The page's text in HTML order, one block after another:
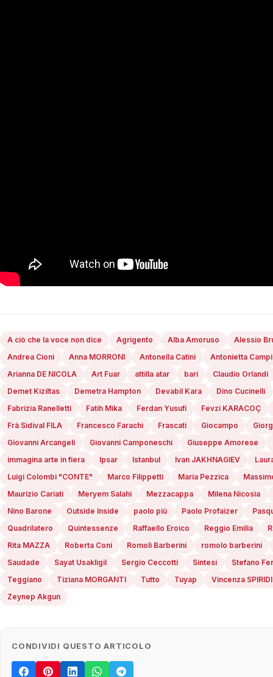
A ciò che la voce non dice Agrigento Alba Amoruso
Alessio
Andrea Cioni
Anna MORRONI Antonella Catini
Antonietta
Arianna DE NICOLA
Art Fuar attilla atar bari
Claudio Orlandi
Demet Kiziltas
Demetra Hampton Devabil Kara
Dino Cucinelli
Fabrizia Ranelletti
Fatih Mika Ferdan Yusufi
Fevzi KARACOÇ
Frà Sidival FILA
Francesco Farachi Frascati Giocampo
Giovanni Arcangeli
Giovanni Camponeschi
Giuseppe Amorese
immagina arte in fiera
Ipsar Istanbul Ivan JAKHNAGIEV
Luigi Colombi "CONTE"
Marco Filippetti Maria Pezzica
Maurizio Cariati
Meryem Salahi Mezzacappa
Milena Nicosia
Nino Barone
Outside Inside paolo più Paolo Profaizer
Quadrilatero
Quintessenze Raffaello Eroico Reggio Emilia
Rita MAZZA
Roberta Coni Romoli Barberini
romolo barberini
Saudade
Sayat Usakligil Sergio Ceccotti Sintesi
Stefano
Teggiano
Tiziana MORGANTI Tutto Tuyap
Vincenza
Zeynep Akgun
CONDIVIDI QUESTO ARTICOLO